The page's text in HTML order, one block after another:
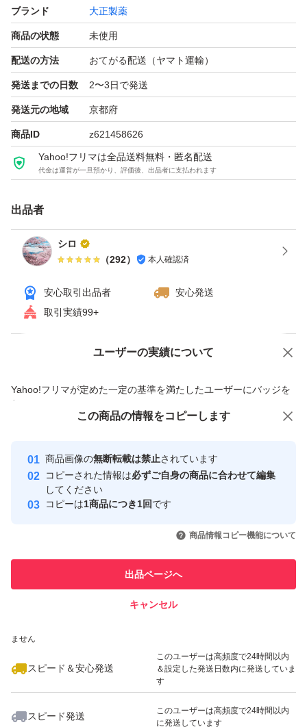
ブランド 大正製薬
商品の状態 未使用
配送の方法 おてがる配送（ヤマト運輸）
発送までの日数 2〜3日で発送
発送元の地域 京都府
商品ID z621458626
Yahoo!フリマは全品送料無料・匿名配送
代金は運営が一旦預かり、評価後、出品者に支払われます
出品者
シロ
（292） 本人確認済
安心取引出品者
安心発送
取引実績99+
ユーザーの実績について
Yahoo!フリマが定めた一定の基準を満たしたユーザーにバッジを
付与しています
安心取引出品者
心・安全なユーザーです
取引実績
引を完了させた実績があります
での取引実績があります
ません
スピード＆安心発送
このユーザーは高頻度で24時間以内
＆設定した発送日数内に発送していま
す
スピード発送
このユーザーは高頻度で24時間以内
に発送しています
価格の相談 商品への質問
この商品の情報をコピーします
商品画像の無断転載は禁止されています
コピーされた情報は必ずご自身の商品に合わせて編集
してください
コピーは1商品につき1回です
商品情報コピー機能について
出品ページへ
キャンセル
この商品をみている人にオススメ